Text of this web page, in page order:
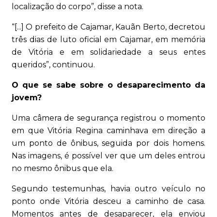
localização do corpo”, disse a nota.
“[...] O prefeito de Cajamar, Kauãn Berto, decretou
três dias de luto oficial em Cajamar, em memória
de Vitória e em solidariedade a seus entes
queridos”, continuou.
O que se sabe sobre o desaparecimento da
jovem?
Uma câmera de segurança registrou o momento
em que Vitória Regina caminhava em direção a
um ponto de ônibus, seguida por dois homens.
Nas imagens, é possível ver que um deles entrou
no mesmo ônibus que ela.
Segundo testemunhas, havia outro veículo no
ponto onde Vitória desceu a caminho de casa.
Momentos antes de desaparecer, ela enviou